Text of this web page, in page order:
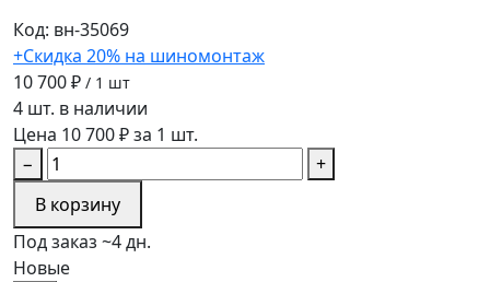
Код: вн-35069
+Скидка 20% на шиномонтаж
10 700 ₽ / 1 шт
4 шт. в наличии
Цена 10 700 ₽ за 1 шт.
−
+
В корзину
Под заказ ~4 дн.
Новые